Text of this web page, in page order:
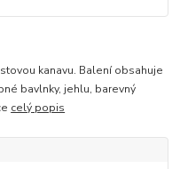
kanavu. Balení obsahuje
bavlnky, jehlu, barevný
celý popis